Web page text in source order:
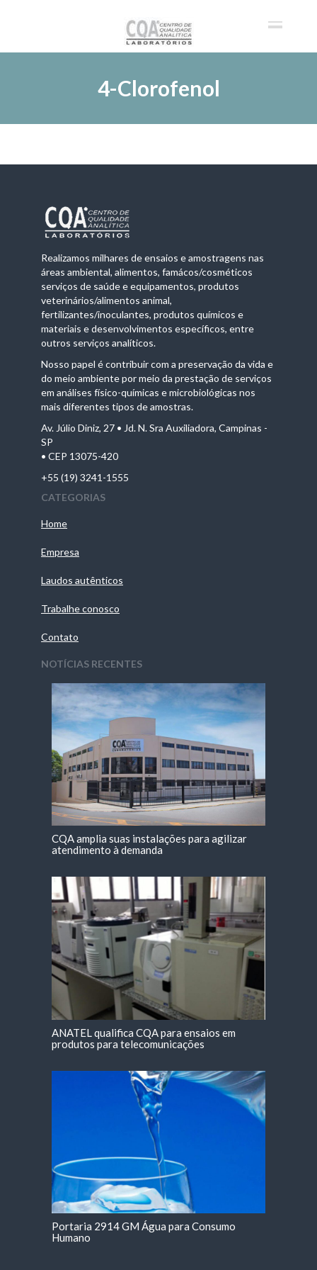
4-Clorofenol
Realizamos milhares de ensaios e amostragens nas
áreas ambiental, alimentos, famácos/cosméticos
serviços de saúde e equipamentos, produtos
veterinários/alimentos animal,
fertilizantes/inoculantes, produtos químicos e
materiais e desenvolvimentos específicos, entre
outros serviços analíticos.
Nosso papel é contribuir com a preservação da vida e
do meio ambiente por meio da prestação de serviços
em análises físico-químicas e microbiológicas nos
mais diferentes tipos de amostras.
Av. Júlio Diniz, 27 • Jd. N. Sra Auxiliadora, Campinas -
SP
• CEP 13075-420
+55 (19) 3241-1555
CATEGORIAS
Home
Empresa
Laudos autênticos
Trabalhe conosco
Contato
NOTÍCIAS RECENTES
CQA amplia suas instalações para agilizar
atendimento à demanda
ANATEL qualifica CQA para ensaios em
produtos para telecomunicações
Portaria 2914 GM Água para Consumo
Humano